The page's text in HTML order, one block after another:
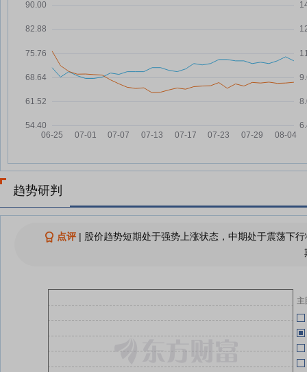
07-23
元，融资余额7.47亿元
07-22
北方国际：公司持续完善高管奖惩
公司油矿产业的协同互动作用
07-21
元，融资余额7.48亿元
07-21
07-20
家公司主要产品满产满销 AIDC电
04-18
趋势研判
点评| 股价趋势短期处于强势上涨状态，中期处于震荡下
主